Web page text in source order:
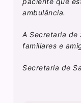
ambulância.
A Secretaria de
familiares e
Secretaria de